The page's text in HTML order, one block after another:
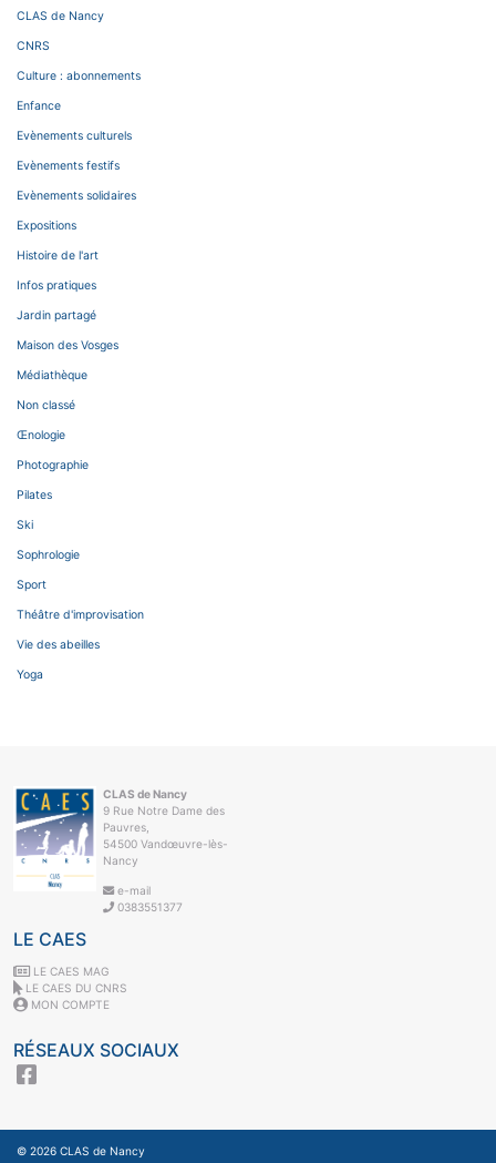
CLAS de Nancy
CNRS
Culture : abonnements
Enfance
Evènements culturels
Evènements festifs
Evènements solidaires
Expositions
Histoire de l'art
Infos pratiques
Jardin partagé
Maison des Vosges
Médiathèque
Non classé
Œnologie
Photographie
Pilates
Ski
Sophrologie
Sport
Théâtre d'improvisation
Vie des abeilles
Yoga
CLAS de Nancy
9 Rue Notre Dame des
Pauvres,
54500 Vandœuvre-lès-
Nancy
e-mail
0383551377
LE CAES
LE CAES MAG
LE CAES DU CNRS
MON COMPTE
RÉSEAUX SOCIAUX
© 2026 CLAS de Nancy